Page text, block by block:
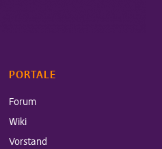
PORTALE
Forum
Wiki
Vorstand